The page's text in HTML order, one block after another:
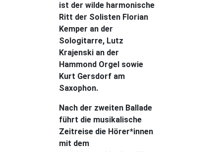
ist der wilde harmonische
Ritt der Solisten Florian
Kemper an der
Sologitarre, Lutz
Krajenski an der
Hammond Orgel sowie
Kurt Gersdorf am
Saxophon.
Nach der zweiten Ballade
führt die musikalische
Zeitreise die Hörer*innen
mit dem